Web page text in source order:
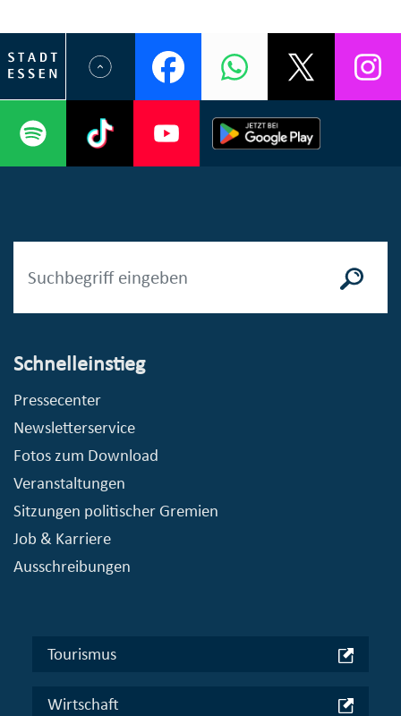
Schnelleinstieg
Pressecenter
Newsletterservice
Fotos zum Download
Veranstaltungen
Sitzungen politischer Gremien
Job & Karriere
Ausschreibungen
Tourismus
Wirtschaft